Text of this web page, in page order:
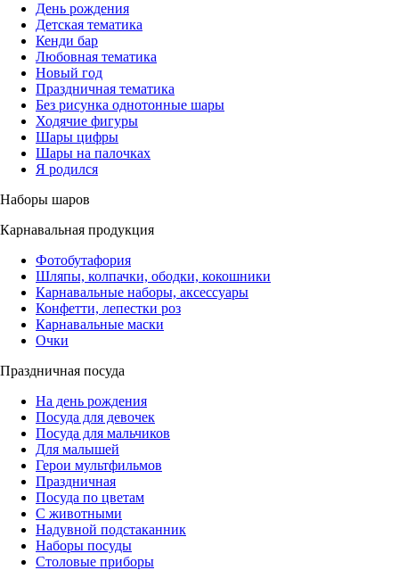
День рождения
Детская тематика
Кенди бар
Любовная тематика
Новый год
Праздничная тематика
Без рисунка однотонные шары
Ходячие фигуры
Шары цифры
Шары на палочках
Я родился
Наборы шаров
Карнавальная продукция
Фотобутафория
Шляпы, колпачки, ободки, кокошники
Карнавальные наборы, аксессуары
Конфетти, лепестки роз
Карнавальные маски
Очки
Праздничная посуда
На день рождения
Посуда для девочек
Посуда для мальчиков
Для малышей
Герои мультфильмов
Праздничная
Посуда по цветам
С животными
Надувной подстаканник
Наборы посуды
Столовые приборы